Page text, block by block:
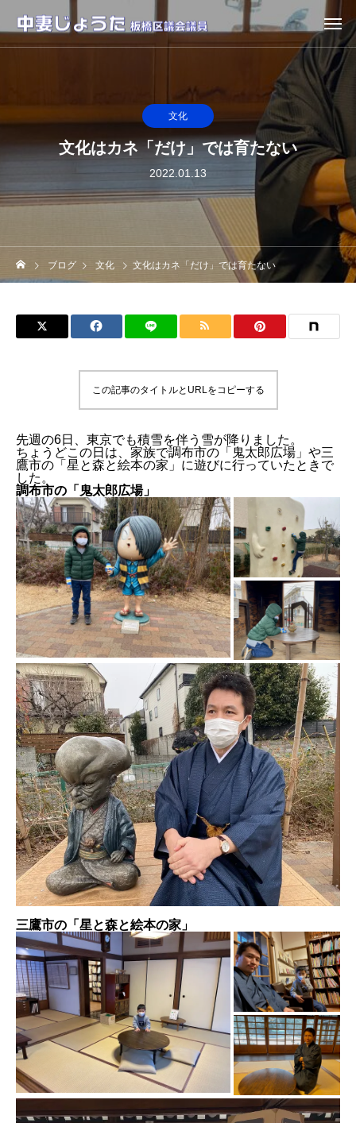
文化
文化はカネ「だけ」では育たない
2022.01.13
ブログ 文化 文化はカネ「だけ」では育たない
この記事のタイトルとURLをコピーする
先週の6日、東京でも積雪を伴う雪が降りました。
ちょうどこの日は、家族で調布市の「鬼太郎広場」や三
鷹市の「星と森と絵本の家」に遊びに行っていたときで
した。
調布市の「鬼太郎広場」
三鷹市の「星と森と絵本の家」